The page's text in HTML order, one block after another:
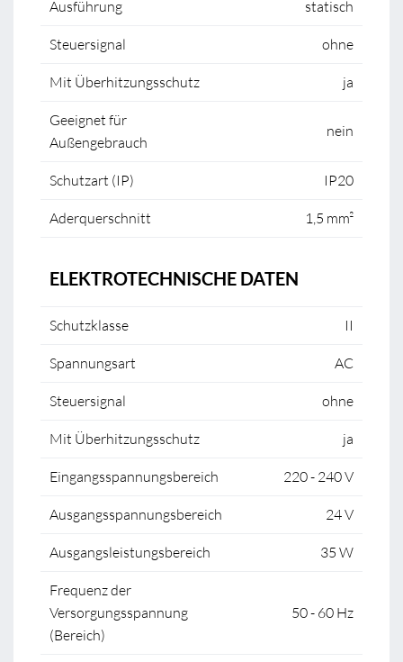
Ausführung statisch
Steuersignal ohne
Mit Überhitzungsschutz ja
Geeignet für
Außengebrauch
nein
Schutzart (IP) IP20
Aderquerschnitt 1,5 mm²
ELEKTROTECHNISCHE DATEN
Schutzklasse II
Spannungsart AC
Steuersignal ohne
Mit Überhitzungsschutz ja
Eingangsspannungsbereich 220 - 240 V
Ausgangsspannungsbereich 24 V
Ausgangsleistungsbereich 35 W
Frequenz der
Versorgungsspannung
(Bereich)
50 - 60 Hz